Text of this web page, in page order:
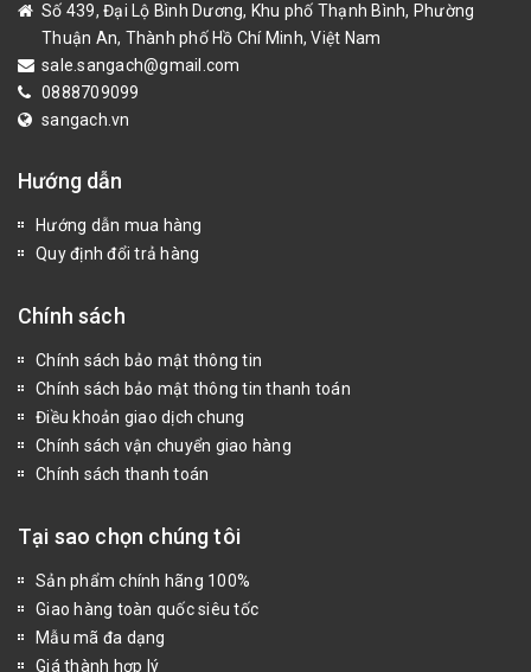
Số 439, Đại Lộ Bình Dương, Khu phố Thạnh Bình, Phường
Thuận An, Thành phố Hồ Chí Minh, Việt Nam
sale.sangach@gmail.com
0888709099
sangach.vn
Hướng dẫn
Hướng dẫn mua hàng
Quy định đổi trả hàng
Chính sách
Chính sách bảo mật thông tin
Chính sách bảo mật thông tin thanh toán
Điều khoản giao dịch chung
Chính sách vận chuyển giao hàng
Chính sách thanh toán
Tại sao chọn chúng tôi
Sản phẩm chính hãng 100%
Giao hàng toàn quốc siêu tốc
Mẫu mã đa dạng
Giá thành hợp lý